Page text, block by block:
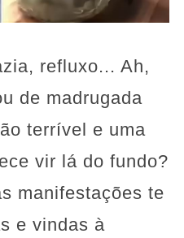
refluxo... Ah,
de madrugada
terrível e uma
vir lá do fundo?
manifestações te
e vindas à